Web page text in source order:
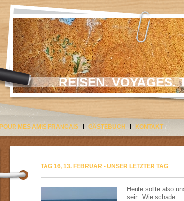
REISEN. VOYAGES.
POUR MES AMIS FRANCAIS GÄSTEBUCH KONTAKT
TAG 16, 13. FEBRUAR - UNSER LETZTER TAG
Heute sollte also
sein. Wie schade.